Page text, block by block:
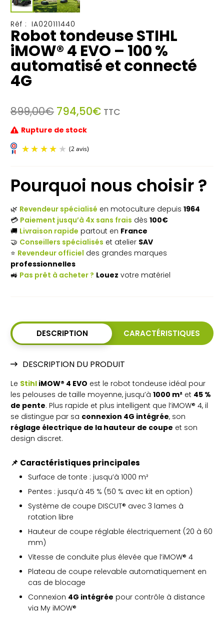
Réf : IA020111440
Robot tondeuse STIHL
iMOW® 4 EVO – 100 %
automatisé et connecté
4G
899,00€ Le
initial
était :
899,00€.
794,50€Le
TTC
Rupture de stock
(2 avis)
Pourquoi nous choisir ?
🌿 Revendeur spécialisé en motoculture depuis 1964
💳 Paiement jusqu’à 4x sans frais dès 100€
🚚 Livraison rapide partout en France
🤝 Conseillers spécialisés et atelier SAV
⭐ Revendeur officiel des grandes marques
professionnelles
🚜 Pas prêt à acheter ? Louez votre matériel
DESCRIPTION CARACTÉRISTIQUES
DESCRIPTION DU PRODUIT
Le Stihl iMOW® 4 EVO est le robot tondeuse idéal pour
les pelouses de taille moyenne, jusqu’à 1000 m² et 45 %
de pente. Plus rapide et plus intelligent que l’iMOW® 4, il
se distingue par sa connexion 4G intégrée, son
réglage électrique de la hauteur de coupe et son
design discret.
📌 Caractéristiques principales
Surface de tonte : jusqu’à 1000 m²
Pentes : jusqu’à 45 % (50 % avec kit en option)
Système de coupe DISCUT® avec 3 lames à
rotation libre
Hauteur de coupe réglable électriquement (20 à 60
mm)
Vitesse de conduite plus élevée que l’iMOW® 4
Plateau de coupe relevable automatiquement en
cas de blocage
Connexion 4G intégrée pour contrôle à distance
via My iMOW®